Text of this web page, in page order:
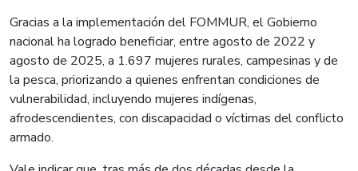
Gracias a la implementación del FOMMUR, el Gobierno
nacional ha logrado beneficiar, entre agosto de 2022 y
agosto de 2025, a 1.697 mujeres rurales, campesinas y de
la pesca, priorizando a quienes enfrentan condiciones de
vulnerabilidad, incluyendo mujeres indígenas,
afrodescendientes, con discapacidad o víctimas del conflicto
armado.